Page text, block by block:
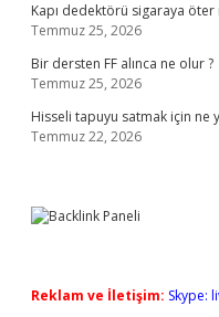
Kapı dedektörü sigaraya öter
Temmuz 25, 2026
Bir dersten FF alınca ne olur ?
Temmuz 25, 2026
Hisseli tapuyu satmak için ne
Temmuz 22, 2026
Reklam ve İletişim: Skype: